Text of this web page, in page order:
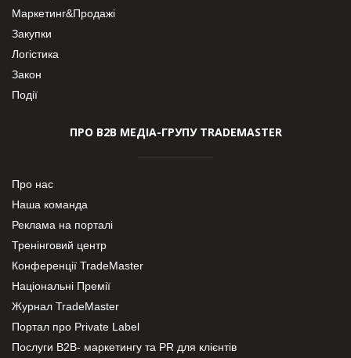
Маркетинг&Продажі
Закупки
Логістика
Закон
Події
ПРО В2В МЕДІА-ГРУПУ TRADEMASTER
Про нас
Наша команда
Реклама на порталі
Тренінговий центр
Конференції TradeMaster
Національні Премії
Журнал TradeMaster
Портал про Private Label
Послуги В2В- маркетингу та PR для клієнтів